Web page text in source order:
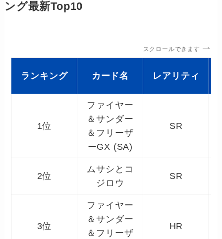
ング最新Top10
スクロールできます
ランキング カード名 レアリティ
1位
ファイヤー
＆サンダー
＆フリーザ
ーGX (SA)
SR
2位
ムサシとコ
ジロウ
SR
3位
ファイヤー
＆サンダー
＆フリーザ
HR